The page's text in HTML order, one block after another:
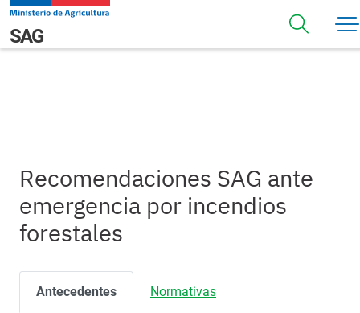
Pasar al contenido principal
Navegación principal
SAG
Recomendaciones SAG ante emergencia por incendios
forestales
Recomendaciones SAG ante
emergencia por incendios
forestales
Antecedentes Normativas